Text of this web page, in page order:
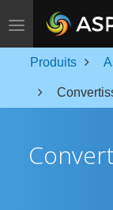
Toggle
Produits